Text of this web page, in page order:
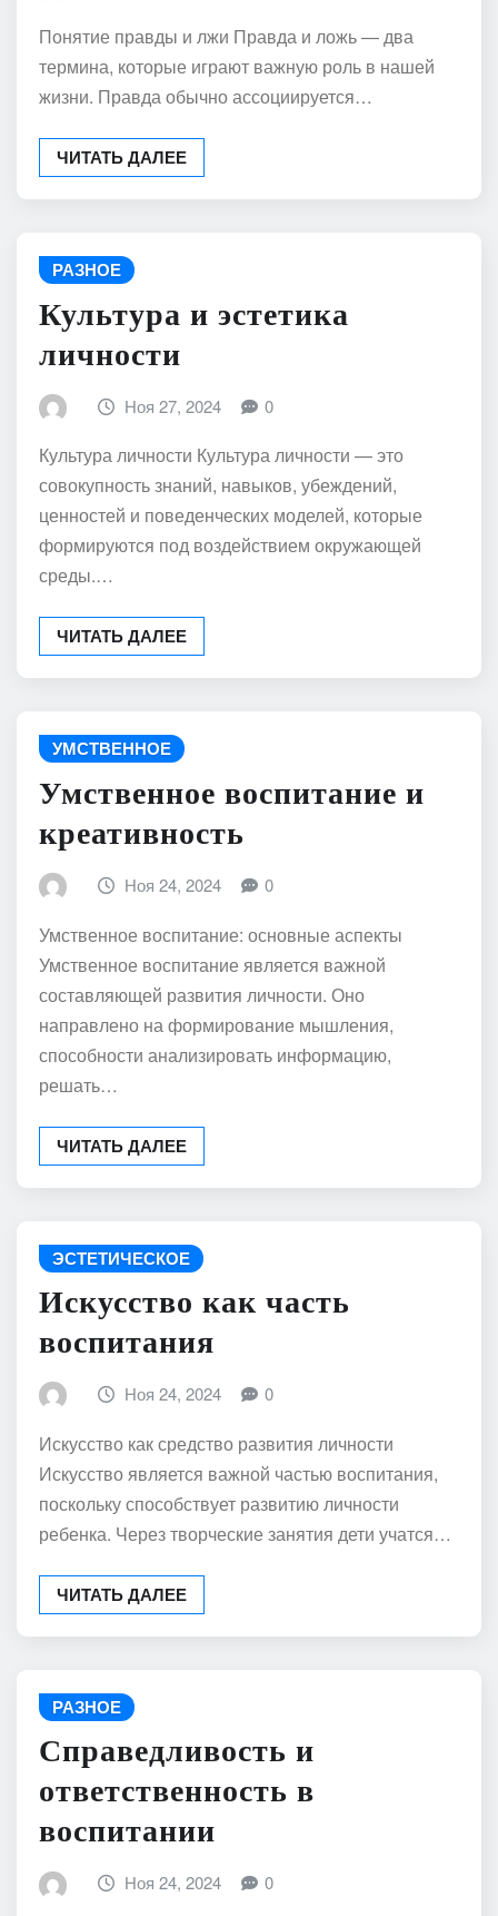
Понятие правды и лжи Правда и ложь — два
термина, которые играют важную роль в нашей
жизни. Правда обычно ассоциируется…
ЧИТАТЬ ДАЛЕЕ
РАЗНОЕ
Культура и эстетика
личности
Ноя 27, 2024 0
Культура личности Культура личности — это
совокупность знаний, навыков, убеждений,
ценностей и поведенческих моделей, которые
формируются под воздействием окружающей
среды.…
ЧИТАТЬ ДАЛЕЕ
УМСТВЕННОЕ
Умственное воспитание и
креативность
Ноя 24, 2024 0
Умственное воспитание: основные аспекты
Умственное воспитание является важной
составляющей развития личности. Оно
направлено на формирование мышления,
способности анализировать информацию,
решать…
ЧИТАТЬ ДАЛЕЕ
ЭСТЕТИЧЕСКОЕ
Искусство как часть
воспитания
Ноя 24, 2024 0
Искусство как средство развития личности
Искусство является важной частью воспитания,
поскольку способствует развитию личности
ребенка. Через творческие занятия дети учатся…
ЧИТАТЬ ДАЛЕЕ
РАЗНОЕ
Справедливость и
ответственность в
воспитании
Ноя 24, 2024 0